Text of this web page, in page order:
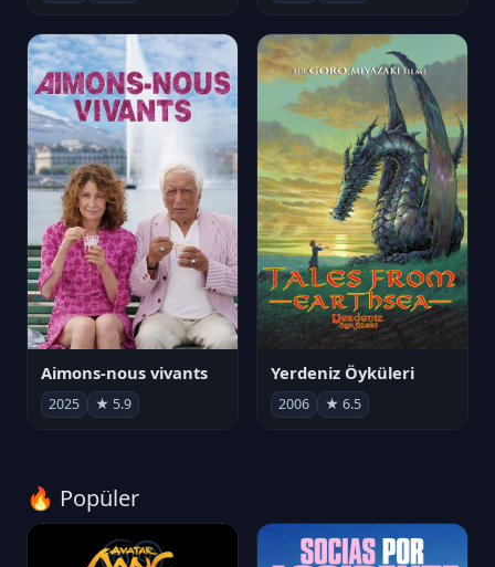
Aimons-nous vivants
2025 ★ 5.9
Yerdeniz Öyküleri
2006 ★ 6.5
🔥 Popüler